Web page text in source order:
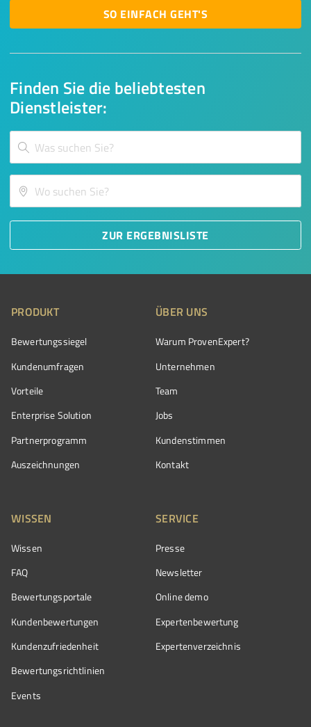
Finden Sie die beliebtesten
Dienstleister:
ZUR ERGEBNISLISTE
SO EINFACH GEHT'S
PRODUKT
Bewertungssiegel
Kundenumfragen
Vorteile
Enterprise Solution
Partnerprogramm
Auszeichnungen
ÜBER UNS
Warum ProvenExpert?
Unternehmen
Team
Jobs
Kundenstimmen
Kontakt
WISSEN
Wissen
FAQ
Bewertungsportale
Kundenbewertungen
Kundenzufriedenheit
Bewertungs­richtlinien
Events
SERVICE
Presse
Newsletter
Online demo
Expertenbewertung
Expertenverzeichnis